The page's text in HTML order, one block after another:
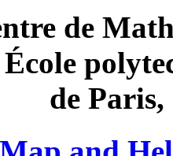
de
École
de